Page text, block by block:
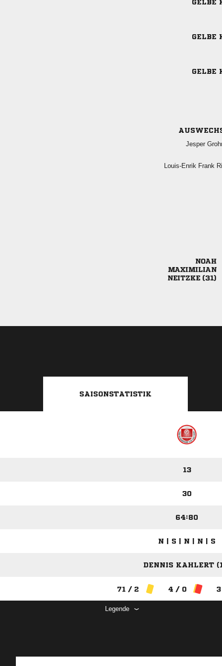
GELBE
GELBE
GELBE

 


 
SAISONSTATISTIK
13
30
64:80
N | S | N | N | S
DENNIS KAHLERT
71 / 2 4 / 0
Legende